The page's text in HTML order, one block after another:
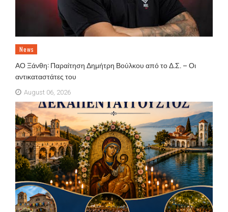
News
ΑΟ Ξάνθη: Παραίτηση Δημήτρη Βούλκου από το Δ.Σ. – Οι
αντικαταστάτες του
August 06, 2026